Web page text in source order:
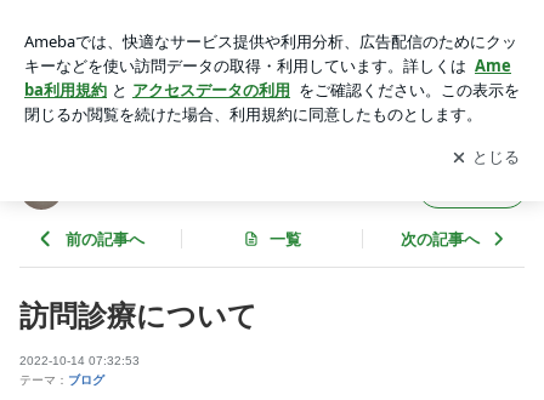
アプリをダウンロードして ブログの更新通知
を受け取りまし
ょう。
開く
前の記事へ 一覧 次の記事へ
訪問診療について
2022-10-14 07:32:53
テーマ： ブログ